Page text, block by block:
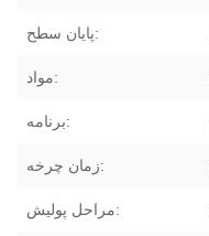
پایان سطح:
مواد:
برنامه:
زمان چرخه:
مراحل پولیش: